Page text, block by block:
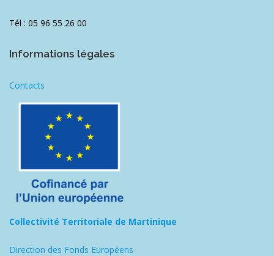
Tél : 05 96 55 26 00
Informations légales
Contacts
Collectivité Territoriale de Martinique
Direction des Fonds Européens